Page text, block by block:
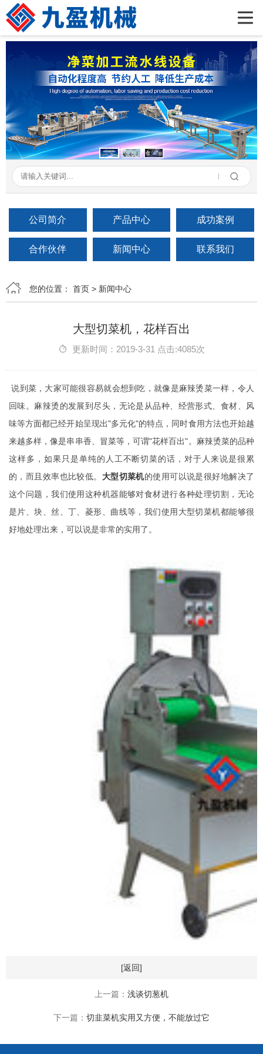
公司简介
产品展示
新闻资讯
成功案例
在线留言
联系我们
公司简介 产品中心 成功案例
合作伙伴 新闻中心 联系我们
您的位置： 首页 > 新闻中心
大型切菜机，花样百出
更新时间：2019-3-31 点击:4085次
说到菜，大家可能很容易就会想到吃，就像是麻辣烫菜一样，令人
回味。麻辣烫的发展到尽头，无论是从品种、经营形式、食材、风
味等方面都已经开始呈现出"多元化"的特点，同时食用方法也开始越
来越多样，像是串串香、冒菜等，可谓"花样百出"。麻辣烫菜的品种
这样多，如果只是单纯的人工不断切菜的话，对于人来说是很累
的，而且效率也比较低。 大型切菜机的使用可以说是很好地解决了
这个问题，我们使用这种机器能够对食材进行各种处理切割，无论
是片、块、丝、丁、菱形、曲线等，我们使用大型切菜机都能够很
好地处理出来，可以说是非常的实用了。
[返回]
上一篇： 浅谈切葱机
下一篇： 切韭菜机实用又方便，不能放过它